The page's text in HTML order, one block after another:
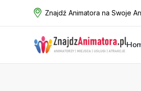
Znajdź Animatora na Swoje